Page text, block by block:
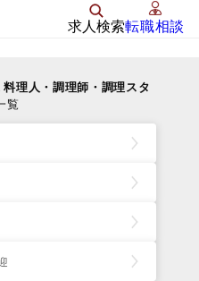
求人検索転職相談
理人・調理師・調理スタ
覧